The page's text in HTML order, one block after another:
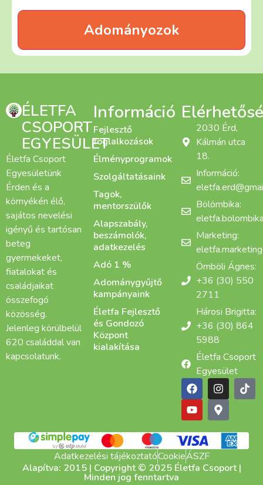
ÉLETFA
CSOPORT
EGYESÜLET
Életfa Csoport
Egyesületünk
Érden és a
környékén élő,
sajátos nevelési
igényű és tartósan
beteg
gyermekeket,
fiatalokat és
családjaikat
összefogó
közösség.
Jelenleg körülbelül
620 családdal van
kapcsolatunk.
Információ
Fejlesztő
foglalkozások
Élményprogramok
Szolgáltatásaink
Tagok,
mentorszülők
Alapszabály,
beszámolók,
adatkezelés
Adó 1 %
Adománygyűjtő
kampányaink
Életfa Fejlesztő
és Gondozó
Központ
kialakítása
2030 Érd,
Kálmán utca
18.
Információ:
Bölömbika:
Marketing:
Ömböli Ágnes:
+36 (30) 550
2711
Hárosi Brigitta:
+36 (30) 864
5988
Életfa Csoport
Egyesület
Adatkezelési tájékoztatóCookieÁSZF
Alapítva: 2015 | Copyright © 2025 Életfa Csoport |
Minden jog fenntartva